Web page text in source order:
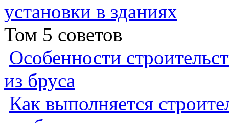
установки в зданиях
Том 5 советов
Особенности
из бруса
Как выполняется